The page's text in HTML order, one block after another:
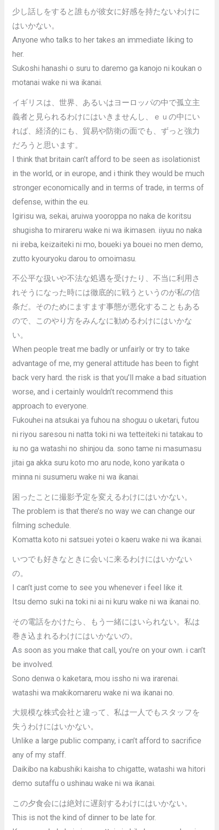
少し話しをすると誰もが彼女に好感を持たないわけに
はいかない。
Anyone who talks to her takes an immediate liking to
her.
Sukoshi hanashi o suru to daremo ga kanojo ni koukan o
motanai wake ni wa ikanai.
イギリスは、世界、あるいはヨーロッパの中で孤立主
義者と見られるわけにはいきませんし、ｅｕの中にい
れば、経済的にも、貿易や防衛の面でも、ずっと強力
だろうと思います。
I think that britain can’t afford to be seen as isolationist
in the world, or in europe, and i think they would be much
stronger economically and in terms of trade, in terms of
defense, within the eu.
Igirisu wa, sekai, aruiwa yooroppa no naka de koritsu
shugisha to mirareru wake ni wa ikimasen. iiyuu no naka
ni ireba, keizaiteki ni mo, boueki ya bouei no men demo,
zutto kyouryoku darou to omoimasu.
不公平な扱いや不法な処遇を受けたり、不当に利用さ
れそうになった時には徹底的に戦うというのが私の信
条だ。そのためにますます事態が悪化することもある
ので、このやり方をみんなに勧めるわけにはいかな
い。
When people treat me badly or unfairly or try to take
advantage of me, my general attitude has been to fight
back very hard. the risk is that you’ll make a bad situation
worse, and i certainly wouldn’t recommend this
approach to everyone.
Fukouhei na atsukai ya fuhou na shoguu o uketari, futou
ni riyou saresou ni natta toki ni wa tetteiteki ni tatakau to
iu no ga watashi no shinjou da. sono tame ni masumasu
jitai ga akka suru koto mo aru node, kono yarikata o
minna ni susumeru wake ni wa ikanai.
困ったことに撮影予定を変えるわけにはいかない。
The problem is that there’s no way we can change our
filming schedule.
Komatta koto ni satsuei yotei o kaeru wake ni wa ikanai.
いつでも好きなときに会いに来るわけにはいかない
の。
I can’t just come to see you whenever i feel like it.
Itsu demo suki na toki ni ai ni kuru wake ni wa ikanai no.
その電話をかけたら、もう一緒にはいられない。私は
巻き込まれるわけにはいかないの。
As soon as you make that call, you’re on your own. i can’t
be involved.
Sono denwa o kaketara, mou issho ni wa irarenai.
watashi wa makikomareru wake ni wa ikanai no.
大規模な株式会社と違って、私は一人でもスタッフを
失うわけにはいかない。
Unlike a large public company, i can’t afford to sacrifice
any of my staff.
Daikibo na kabushiki kaisha to chigatte, watashi wa hitori
demo sutaffu o ushinau wake ni wa ikanai.
この夕食会には絶対に遅刻するわけにはいかない。
This is not the kind of dinner to be late for.